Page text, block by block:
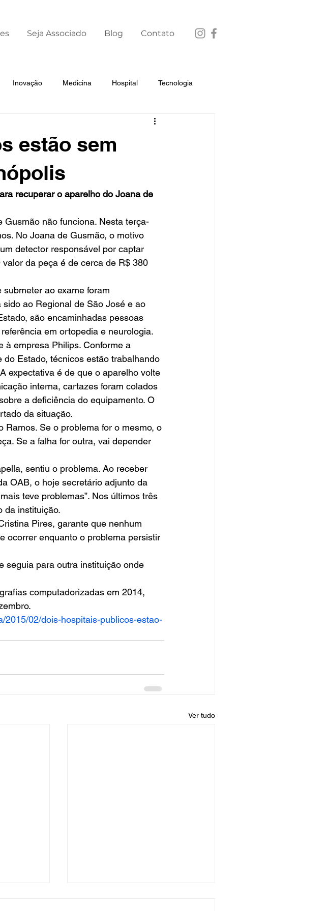
Seja Associado Blog Contato
Inovação Medicina Hospital Tecnologia
estão sem
recuperar o aparelho do Joana de
Gusmão não funciona. Nesta terça-
No Joana de Gusmão, o motivo
detector responsável por captar
da peça é de cerca de R$ 380
ao exame foram
ao Regional de São José e ao
são encaminhadas pessoas
em ortopedia e neurologia.
à empresa Philips. Conforme a
Estado, técnicos estão trabalhando
expectativa é de que o aparelho volte
interna, cartazes foram colados
a deficiência do equipamento. O
da situação.
Ramos. Se o problema for o mesmo, o
Se a falha for outra, vai depender
sentiu o problema. Ao receber
OAB, o hoje secretário adjunto da
teve problemas”. Nos últimos três
da instituição.
Pires, garante que nenhum
ocorrer enquanto o problema persistir
para outra instituição onde
computadorizadas em 2014,
2015/02/dois-hospitais-publicos-estao-
Ver tudo